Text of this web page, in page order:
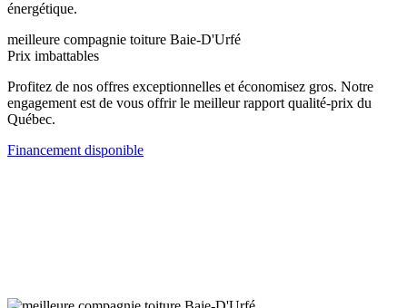
énergétique.
meilleure compagnie toiture Baie-D'Urfé
Prix imbattables
Profitez de nos offres exceptionnelles et économisez gros. Notre
engagement est de vous offrir le meilleur rapport qualité-prix du
Québec.
Financement disponible